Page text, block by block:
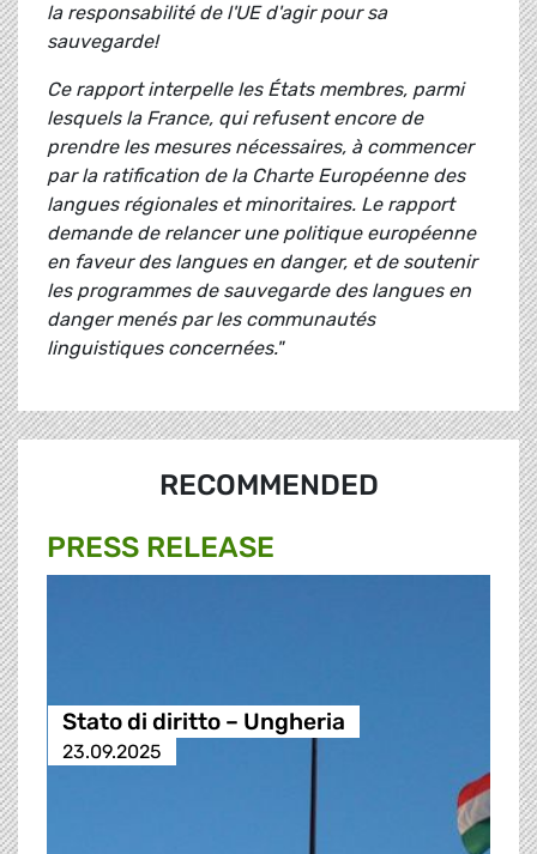
la responsabilité de l'UE d'agir pour sa
sauvegarde!
Ce rapport interpelle les États membres, parmi
lesquels la France, qui refusent encore de
prendre les mesures nécessaires, à commencer
par la ratification de la Charte Européenne des
langues régionales et minoritaires. Le rapport
demande de relancer une politique européenne
en faveur des langues en danger, et de soutenir
les programmes de sauvegarde des langues en
danger menés par les communautés
linguistiques concernées."
RECOMMENDED
PRESS RELEASE
Stato di diritto – Ungheria
23.09.2025